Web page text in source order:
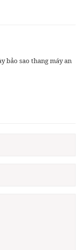
bảo sao thang máy an